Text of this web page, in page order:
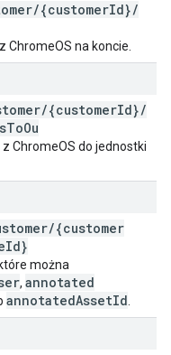
/{customerId}/
na koncie.
/{customerId}/
ToOu
ChromeOS do jednostki
/{customer
Id}
można
, annotated
annotatedAssetId